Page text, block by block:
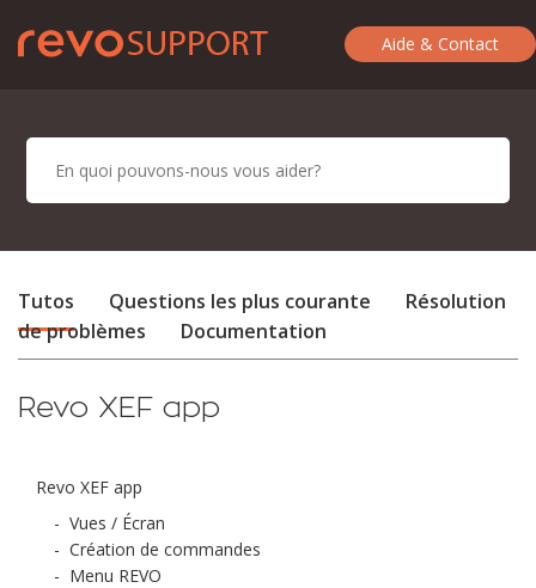
Aide & Contact
Tutos Questions les plus courante
Résolution
de problèmes
Documentation
Revo XEF app
Revo XEF app
- Vues / Écran
- Création de commandes
- Menu REVO